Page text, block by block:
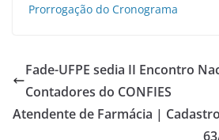
Prorrogação do Cronograma
Fade-UFPE sedia II Encontro
Contadores do CONFIES
Atendente de Farmácia |